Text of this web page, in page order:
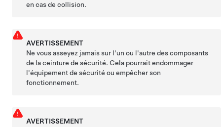
en cas de collision.
AVERTISSEMENT
Ne vous asseyez jamais sur l'un ou l'autre des composants
de la ceinture de sécurité. Cela pourrait endommager
l'équipement de sécurité ou empêcher son
fonctionnement.
AVERTISSEMENT